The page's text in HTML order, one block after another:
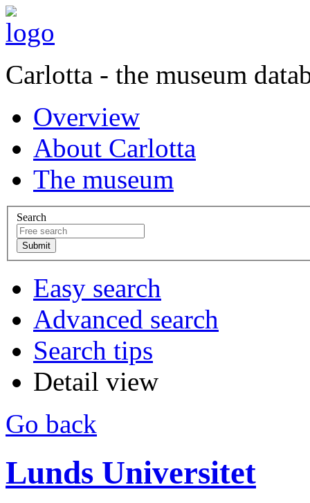
Carlotta - the museum
Overview
About Carlotta
The museum
Search
Easy search
Advanced search
Search tips
Detail view
Go back
Lunds Universitet